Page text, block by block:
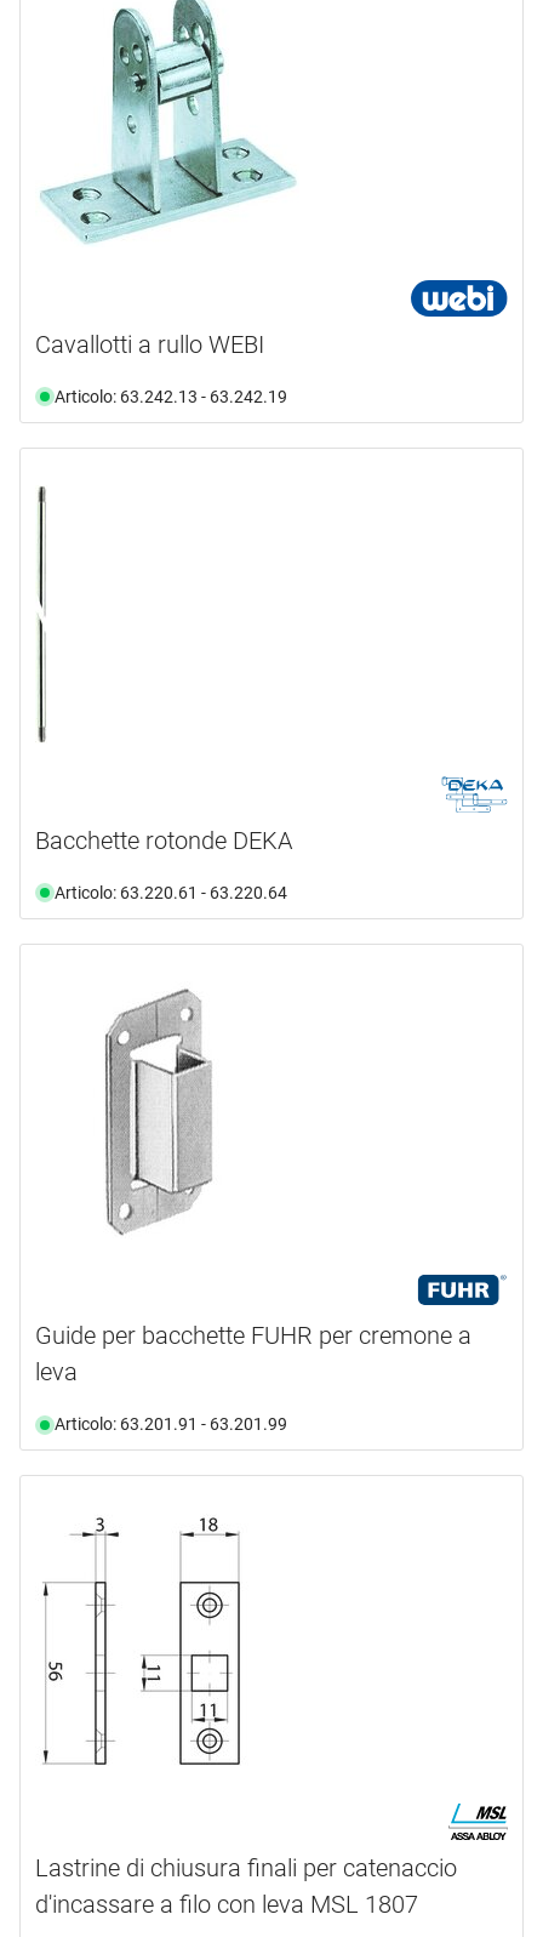
Cavallotti a rullo WEBI
Articolo: 63.242.13 - 63.242.19
Bacchette rotonde DEKA
Articolo: 63.220.61 - 63.220.64
Guide per bacchette FUHR per cremone a
leva
Articolo: 63.201.91 - 63.201.99
Lastrine di chiusura finali per catenaccio
d'incassare a filo con leva MSL 1807